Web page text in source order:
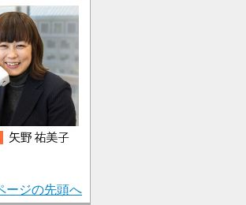
ージの先頭へ